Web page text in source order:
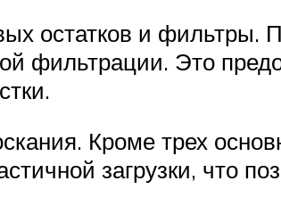
остатков и
фильтрации. Это
Кроме трех
загрузки, что